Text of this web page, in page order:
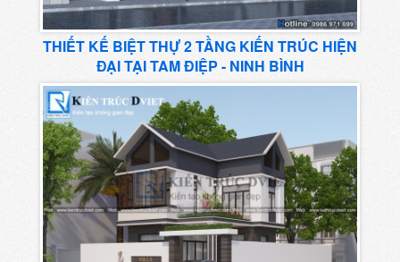
THIẾT KẾ BIỆT THỰ 2 TẦNG KIẾN TRÚC HIỆN
ĐẠI TẠI TAM ĐIỆP - NINH BÌNH